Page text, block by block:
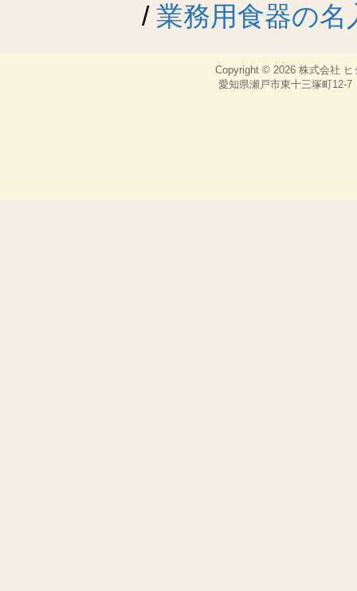
/ 業務用食器の名
Copyright © 2026 株式会社 ヒ
愛知県瀬戸市東十三塚町12-7